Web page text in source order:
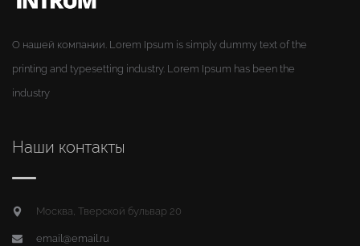
О нашей компании. Lorem Ipsum is simply dummy text of the
printing and typesetting industry. Lorem Ipsum has been the
industry
Наши контакты
Москва, Тверской бульвар 20
email@email.ru